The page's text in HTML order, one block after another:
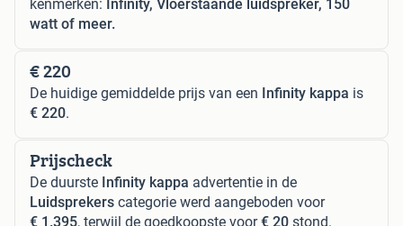
kenmerken: Infinity, Vloerstaande luidspreker, 150
watt of meer.
€ 220
De huidige gemiddelde prijs van een Infinity kappa is
€ 220.
Prijscheck
De duurste Infinity kappa advertentie in de
Luidsprekers categorie werd aangeboden voor
€ 1.395, terwijl de goedkoopste voor€ 20 stond.